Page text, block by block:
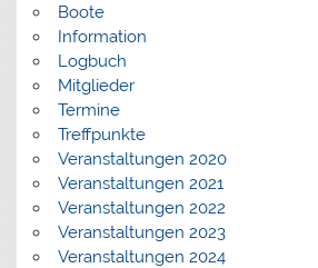
Boote
Information
Logbuch
Mitglieder
Termine
Treffpunkte
Veranstaltungen 2020
Veranstaltungen 2021
Veranstaltungen 2022
Veranstaltungen 2023
Veranstaltungen 2024